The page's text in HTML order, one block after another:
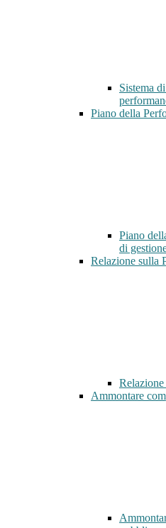
Sistema
Piano della
Piano
di
Relazione sulla
Ammontare